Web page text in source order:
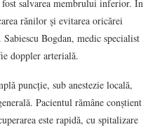
salvarea membrului inferior. În
rănilor și evitarea oricărei
Bogdan, medic specialist
doppler arterială.
puncție, sub anestezie locală,
Pacientul rămâne conștient
este rapidă, cu spitalizare